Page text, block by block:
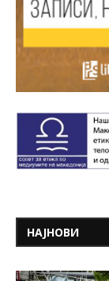
НАЈНОВИ